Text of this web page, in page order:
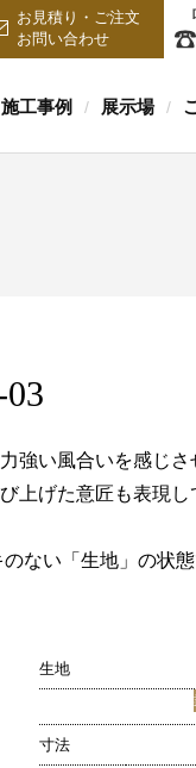
お見積り・ご注文
お問い合わせ
施工事例 / 展示場 /
強い風合いを感じさ
上げた意匠も表現し
ない「生地」の状態
生地
寸法